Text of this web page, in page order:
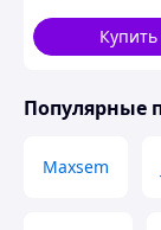
Военно-
и так
розовый
Купить
Популярные
Maxsem